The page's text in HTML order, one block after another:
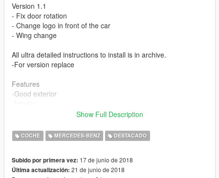
Version 1.1
- Fix door rotation
- Change logo in front of the car
- Wing change
All ultra detailed instructions to install is in archive.
-For version replace
Features
-Good exterior
-Open Doors
-Plate Gta and french
CREDIT :
Model from : San andreas
Show Full Description
COCHE MERCEDES-BENZ DESTACADO
Subido por primera vez: 17 de junio de 2018
Última actualización: 21 de junio de 2018